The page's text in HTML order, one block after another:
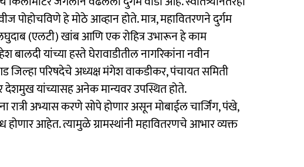
पोहोचविणे हे मोठे आव्हान होते. मात्र, महावितरणने दुर्गम
(एलटी) खांब आणि एक रोहित्र उभारून हे काम
यांच्या हस्ते घेरावाडीतील नागरिकांना नवीन
जिल्हा परिषदेचे अध्यक्ष मंगेश वाकडीकर, पंचायत समिती
देशमुख यांच्यासह अनेक मान्यवर उपस्थित होते.
रात्री अभ्यास करणे सोपे होणार असून मोबाईल चार्जिंग, पंखे,
आहेत. त्यामुळे ग्रामस्थांनी महावितरणचे आभार व्यक्त